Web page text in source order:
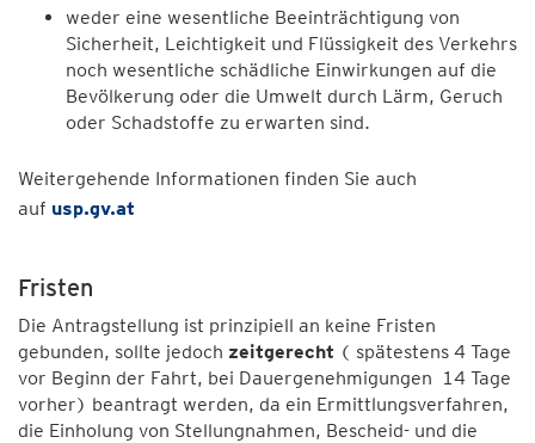
weder eine wesentliche Beeinträchtigung von
Sicherheit, Leichtigkeit und Flüssigkeit des Verkehrs
noch wesentliche schädliche Einwirkungen auf die
Bevölkerung oder die Umwelt durch Lärm, Geruch
oder Schadstoffe zu erwarten sind.
Weitergehende Informationen finden Sie auch
auf usp.gv.at
Fristen
Die Antragstellung ist prinzipiell an keine Fristen
gebunden, sollte jedoch zeitgerecht ( spätestens 4 Tage
vor Beginn der Fahrt, bei Dauergenehmigungen 14 Tage
vorher) beantragt werden, da ein Ermittlungsverfahren,
die Einholung von Stellungnahmen, Bescheid- und die